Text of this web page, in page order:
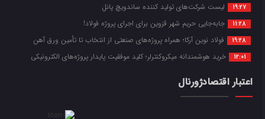
19:27 لیست شرکت‌های تولید کننده ساندویچ پانل
11:28 جابه‌جایی حریم شهر قزوین برای اجرای پروژه فولاد!
19:28 فولاد نوین آرکا؛ همراه پروژه‌های صنعتی از انتخاب تا تأمین ورق آهن
12:01 خرید هوشمندانه میکروکنترلر؛ کلید موفقیت پایدار پروژه‌های الکترونیکی
اعتبار اقتصادژورنال